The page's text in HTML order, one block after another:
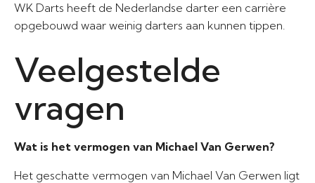
WK Darts heeft de Nederlandse darter een carrière
opgebouwd waar weinig darters aan kunnen tippen.
Veelgestelde
vragen
Wat is het vermogen van Michael Van Gerwen?
Het geschatte vermogen van Michael Van Gerwen ligt